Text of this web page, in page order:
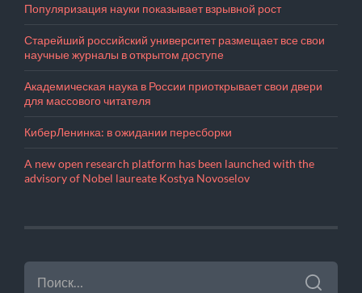
Популяризация науки показывает взрывной рост
Старейший российский университет размещает все свои
научные журналы в открытом доступе
Академическая наука в России приоткрывает свои двери
для массового читателя
КиберЛенинка: в ожидании пересборки
A new open research platform has been launched with the
advisory of Nobel laureate Kostya Novoselov
НАЙТИ: